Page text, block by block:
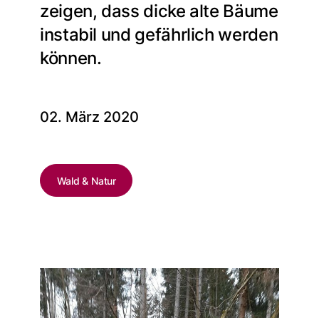
zeigen, dass dicke alte Bäume
instabil und gefährlich werden
können.
02. März 2020
Wald & Natur